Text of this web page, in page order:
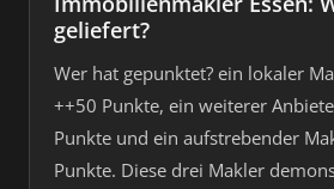
geliefert?
Wer hat gepunktet? ein lokaler
++50 Punkte, ein weiterer
Punkte und ein aufstrebender
Punkte. Diese drei Makler